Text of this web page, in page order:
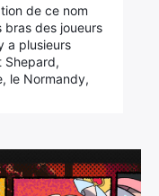
de ce nom
bras des joueurs
a plusieurs
Shepard,
le Normandy,